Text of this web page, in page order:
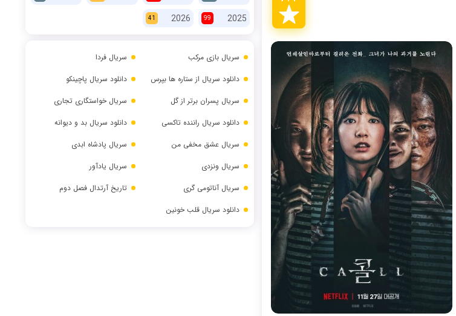
2025
99
2026
41
سریال بازی مرکب
دانلود سریال از ستاره ها بپرس
سریال پسران برتر از گل
دانلود سریال راننده تاکسی
سریال عشق مخفی من
سریال ونزدی
سریال آناتومی گری
دانلود سریال قلب خونین
سریال فردا
دانلود سریال پاچینکو
سریال خواستگاری تجاری
دانلود سریال بد و دیوانه
سریال پادشاه ابدی
سریال یادآور
تاریخ آرتدال فصل دوم